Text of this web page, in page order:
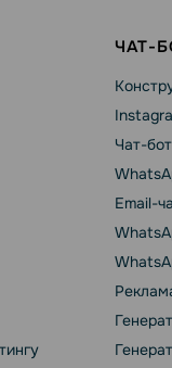
ЧАТ-
Чат-
Email-